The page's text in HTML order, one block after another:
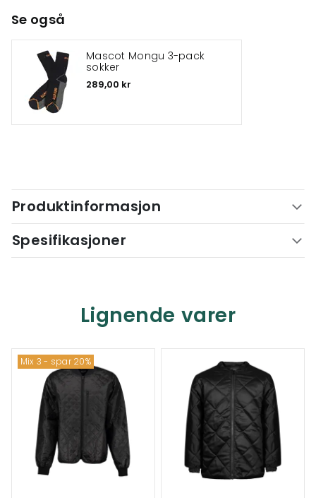
Se også
Mascot Mongu 3-pack
sokker
289,00 kr
Produktinformasjon
Spesifikasjoner
Lignende varer
Mix 3 - spar 20%